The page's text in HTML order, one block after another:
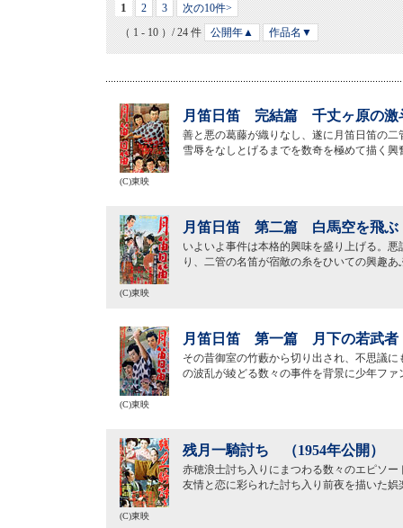
1 2 3
次の10件>
（ 1 - 10 ）/ 24 件
公開年▲ 作品名▼
月笛日笛 完結篇 千丈ヶ原の激
善と悪の葛藤が織りなし、遂に月笛日笛の
雪辱をなしとげるまでを数奇を極めて描く興
(C)東映
月笛日笛 第二篇 白馬空を飛ぶ
いよいよ事件は本格的興味を盛り上げる。
り、二管の名笛が宿敵の糸をひいての興趣
(C)東映
月笛日笛 第一篇 月下の若武者
その昔御室の竹藪から切り出され、不思議
の波乱が綾どる数々の事件を背景に少年フ
(C)東映
残月一騎討ち （1954年公開）
赤穂浪士討ち入りにまつわる数々のエピソ
友情と恋に彩られた討ち入り前夜を描いた娯
(C)東映